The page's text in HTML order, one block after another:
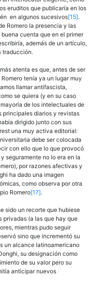
eruditos que publicaría en los
en algunos sucesivos[15].
Romero la presencia y las
cuenta que en el primer
además de un artículo,
traducción.
atenta es que, antes de ser
tenía ya un lugar muy
llamar antifascista,
se quiera (y en su caso
de los intelectuales de
principales diarios y revistas
dirigido junto con sus
una muy activa editorial:
debe ser colocada
con ello que lo que provocó
seguramente no lo era en la
por razones afectivas y
ha dado una imagen
como observa por otra
Romero[17].
sido un recorte que hubiese
privadas (a las que hay que
mientras pudo seguir
sino que incrementó su
un alcance latinoamericano
su designación como
de su valor pero su
anticipar nuevos